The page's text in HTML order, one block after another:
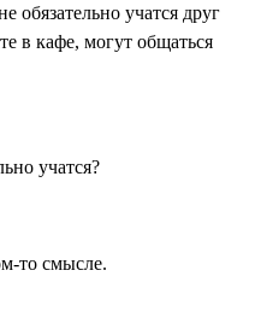
обязательно учатся друг
в кафе, могут общаться
учатся?
то смысле.